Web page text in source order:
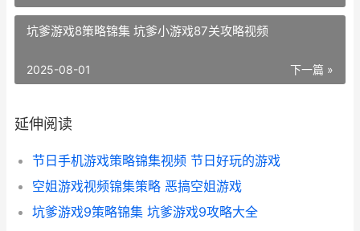
坑爹游戏8策略锦集 坑爹小游戏87关攻略视频
下一篇 »
2025-08-01
延伸阅读
节日手机游戏策略锦集视频 节日好玩的游戏
空姐游戏视频锦集策略 恶搞空姐游戏
坑爹游戏9策略锦集 坑爹游戏9攻略大全